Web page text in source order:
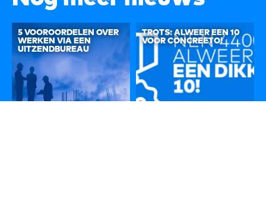
5 VOOROORDELEN OVER
WERKEN VIA EEN
UITZENDBUREAU
TROTS: ALWEER EEN 10
VOOR CONCREETO!